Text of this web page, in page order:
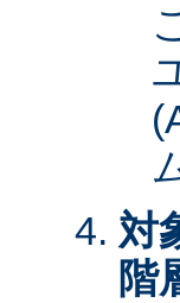
対
階